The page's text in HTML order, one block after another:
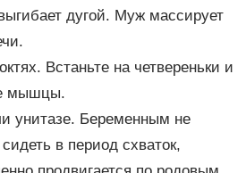
дугой. Муж массирует
Встаньте на четвереньки и
мышцы.
унитазе. Беременным не
в период схваток,